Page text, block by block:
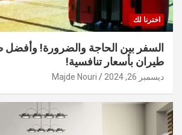
اخترنا لك
السفر بين الحاجة والضرورة!
طيران بأسعار تنافسية!
ديسمبر 26, 2024 Majde Nouri